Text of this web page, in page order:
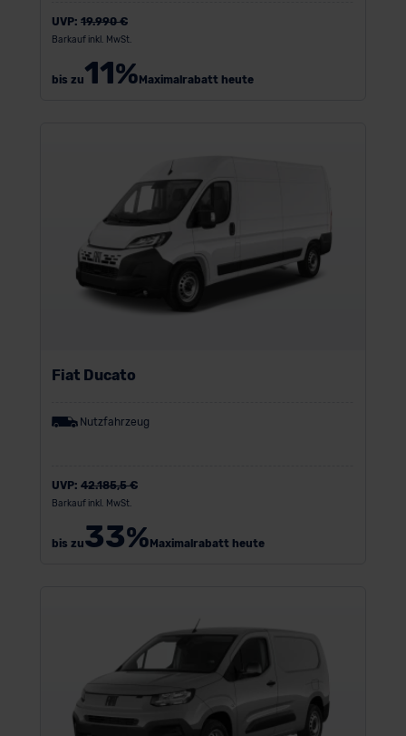
UVP: 19.990 €
Barkauf inkl. MwSt.
bis zu11% Maximalrabatt heute
Fiat Ducato
Nutzfahrzeug
UVP: 42.185,5 €
Barkauf inkl. MwSt.
bis zu33% Maximalrabatt heute